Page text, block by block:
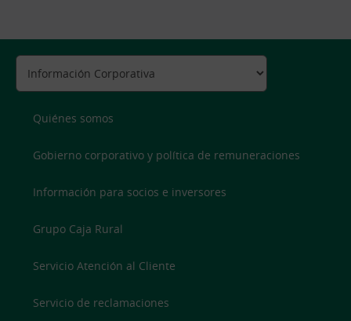
Quiénes somos
Gobierno corporativo y política de remuneraciones
Información para socios e inversores
Grupo Caja Rural
Servicio Atención al Cliente
Servicio de reclamaciones